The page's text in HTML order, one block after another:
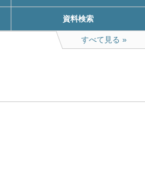
資料検索
すべて見る